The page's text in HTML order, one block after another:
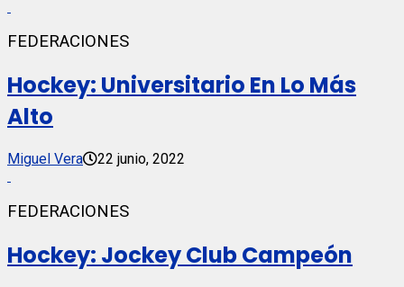
FEDERACIONES
Hockey: Universitario En Lo Más
Alto
Miguel Vera 22 junio, 2022
FEDERACIONES
Hockey: Jockey Club Campeón